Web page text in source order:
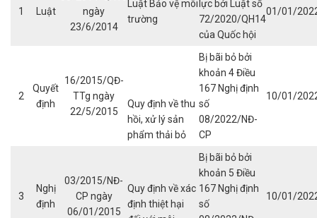
1 Luật
ngày
23/6/2014
Luật Bảo vệ môi
trường
lực bởi Luật số
72/2020/QH14
của Quốc hội
01/01/
2
Quyết
định
16/2015/QĐ-
TTg ngày
22/5/2015
Quy định về thu
hồi, xử lý sản
phẩm thải bỏ
Bị bãi bỏ bởi
khoản 4 Điều
167 Nghị định
số
08/2022/NĐ-
CP
10/01/
3
Nghị
định
03/2015/NĐ-
CP ngày
06/01/2015
Quy định về xác
định thiệt hại
Bị bãi bỏ bởi
khoản 5 Điều
167 Nghị định
số
10/01/